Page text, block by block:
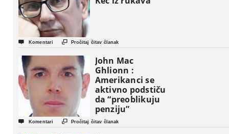
 Komentari  Pročitaj čitav članak
John Mac
Ghlionn :
Amerikanci se
aktivno podstiču
da “preoblikuju
penziju”
 Komentari  Pročitaj čitav članak